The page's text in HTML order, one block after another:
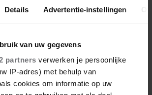
Details Advertentie-instellingen
van uw gegevens
partners verwerken je persoonlijke
IP-adres) met behulp van
cookies om informatie op uw